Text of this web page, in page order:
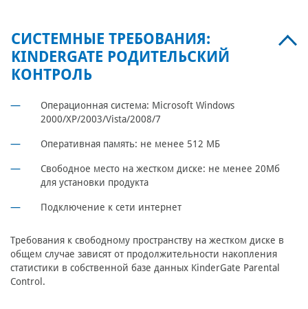
СИСТЕМНЫЕ ТРЕБОВАНИЯ:
KINDERGATE РОДИТЕЛЬСКИЙ
КОНТРОЛЬ
Операционная система: Microsoft Windows
2000/XP/2003/Vista/2008/7
Оперативная память: не менее 512 МБ
Свободное место на жестком диске: не менее 20Мб
для установки продукта
Подключение к сети интернет
Требования к свободному пространству на жестком диске в
общем случае зависят от продолжительности накопления
статистики в собственной базе данных KinderGate Parental
Control.